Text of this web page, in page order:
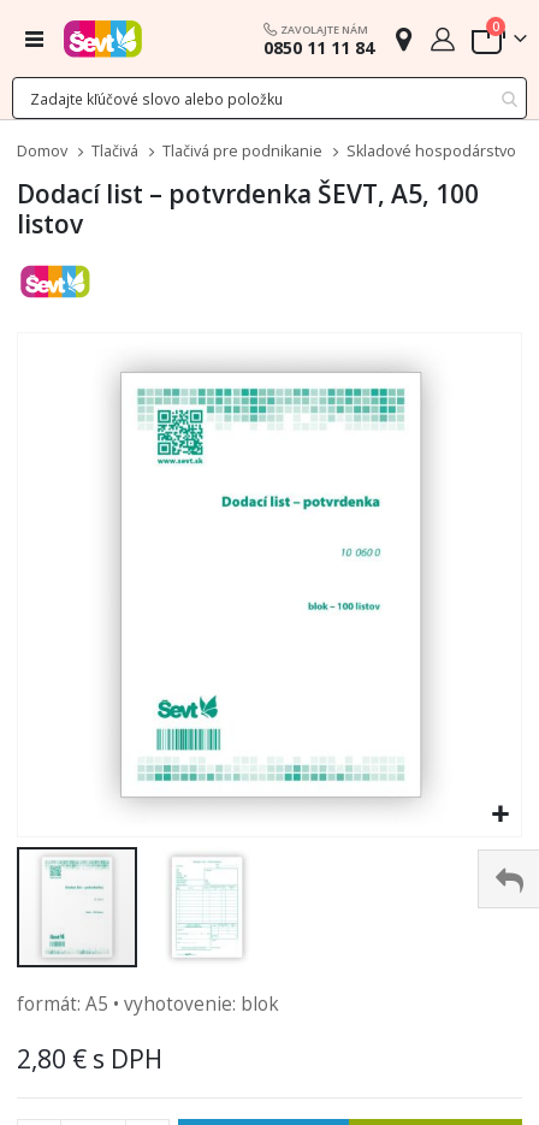
Menu ZAVOLAJTE NÁM
0850 11 11 84 Cart
0
Domov Tlačivá Tlačivá pre podnikanie Skladové hospodárstvo
Dodací list – potvrdenka ŠEVT, A5, 100
listov
na
galérie
obrázkov
formát: A5 • vyhotovenie: blok
2,80 €